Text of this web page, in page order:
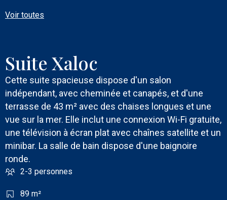
Voir toutes
Suite Xaloc
Cette suite spacieuse dispose d'un salon
indépendant, avec cheminée et canapés, et d'une
terrasse de 43 m² avec des chaises longues et une
vue sur la mer. Elle inclut une connexion Wi-Fi gratuite,
une télévision à écran plat avec chaînes satellite et un
minibar. La salle de bain dispose d'une baignoire
ronde.
2-3 personnes
89 m²